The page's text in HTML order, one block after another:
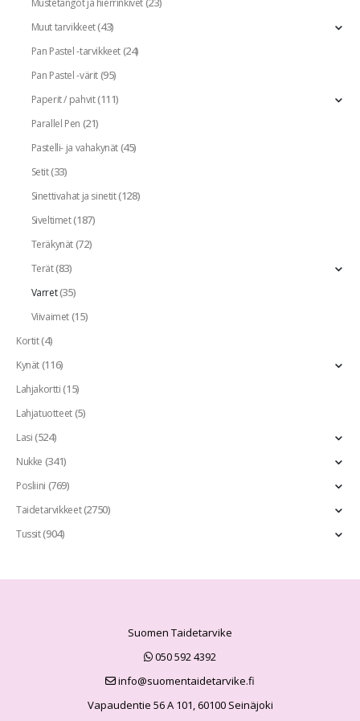
Muut tarvikkeet(43)
Pan Pastel -tarvikkeet(24)
Pan Pastel -värit(95)
Paperit / pahvit(111)
Parallel Pen (21)
Pastelli- ja vahakynät(45)
Setit(33)
Sinettivahat ja sinetit(128)
Siveltimet(187)
Teräkynät(72)
Terät(83)
Varret(35)
Viivaimet(15)
Kortit(4)
Kynät(116)
Lahjakortti(15)
Lahjatuotteet(5)
Lasi(524)
Nukke (341)
Posliini (769)
Taidetarvikkeet(2750)
Tussit(904)
Suomen Taidetarvike
050 592 4392
info@suomentaidetarvike.fi
Vapaudentie 56 A 101, 60100 Seinäjoki